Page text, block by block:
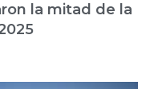
la mitad de la